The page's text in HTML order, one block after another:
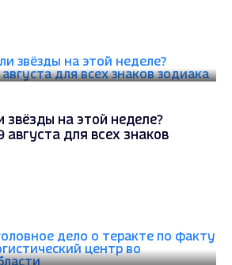
звёзды на этой неделе?
августа для всех знаков